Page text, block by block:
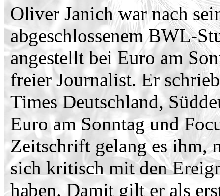
Oliver Janich war nach
abgeschlossenem BWL-
angestellt bei Euro am
freier Journalist. Er
Times Deutschland,
Euro am Sonntag und
Zeitschrift gelang es ihm,
sich kritisch mit den
haben. Damit gilt er als